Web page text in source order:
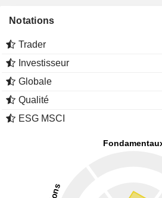
Notations
Trader
Investisseur
Globale
Qualité
ESG MSCI